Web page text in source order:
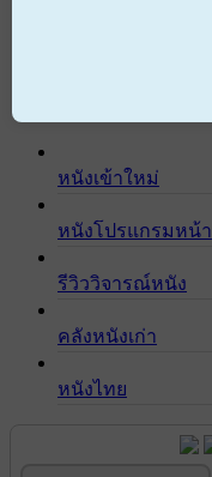
หนังเข้าใหม่
หนังโปรแกรมหน้า
รีวิววิจารณ์หนัง
คลังหนังเก่า
หนังไทย